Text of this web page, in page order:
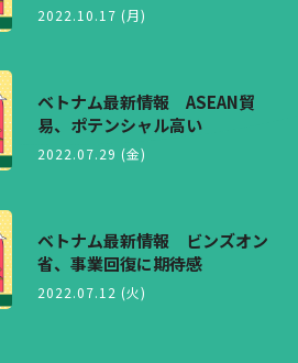
2022.10.17 (月)
ベトナム最新情報 ASEAN貿
易、ポテンシャル高い
2022.07.29 (金)
ベトナム最新情報 ビンズオン
省、事業回復に期待感
2022.07.12 (火)